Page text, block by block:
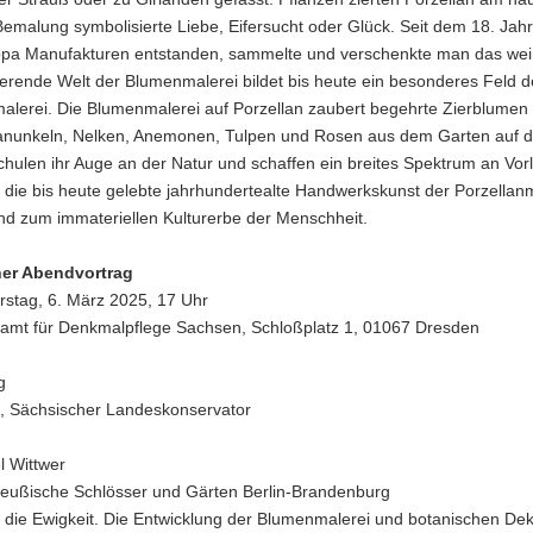
symbolisierte Liebe, Eifersucht oder Glück. Seit dem 18.
Manufakturen entstanden, sammelte und verschenkte man das
Welt der Blumenmalerei bildet bis heute ein besonderes Feld
Die Blumenmalerei auf Porzellan zaubert begehrte Zierblumen
Nelken, Anemonen, Tulpen und Rosen aus dem Garten auf
ihr Auge an der Natur und schaffen ein breites Spektrum an
bis heute gelebte jahrhundertealte Handwerkskunst der
zum immateriellen Kulturerbe der Menschheit.
Abendvortrag
6. März 2025, 17 Uhr
für Denkmalpflege Sachsen, Schloßplatz 1, 01067 Dresden
Sächsischer Landeskonservator
Wittwer
Schlösser und Gärten Berlin-Brandenburg
Ewigkeit. Die Entwicklung der Blumenmalerei und botanischen